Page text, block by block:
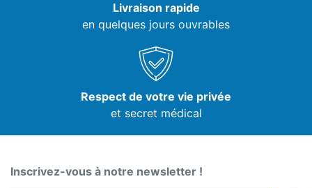
Livraison rapide
en quelques jours ouvrables
Respect de votre vie privée
et secret médical
Inscrivez-vous à notre newsletter !